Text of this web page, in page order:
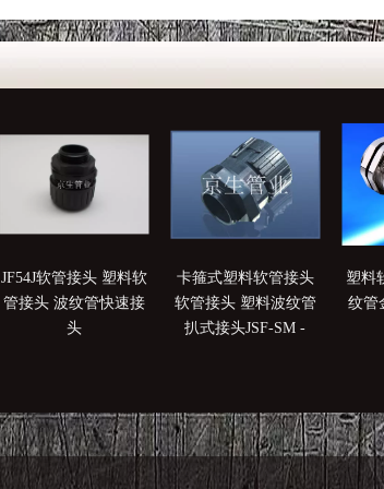
JF54J软管接头 塑料软
管接头 波纹管快速接
头
卡箍式塑料软管接头
软管接头 塑料波纹管
扒式接头JSF-SM -
塑料
纹管